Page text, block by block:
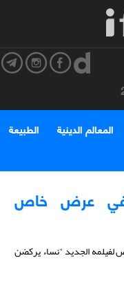
الطبيعة المعالم الدينية
في عرض خاص
لفيلمه الجديد "نساء يركضن